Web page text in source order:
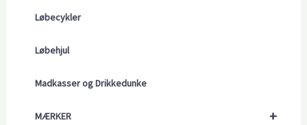
Løbecykler
Løbehjul
Madkasser og Drikkedunke
+
MÆRKER